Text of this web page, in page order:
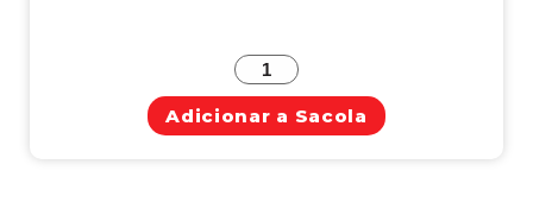
Adicionar a Sacola